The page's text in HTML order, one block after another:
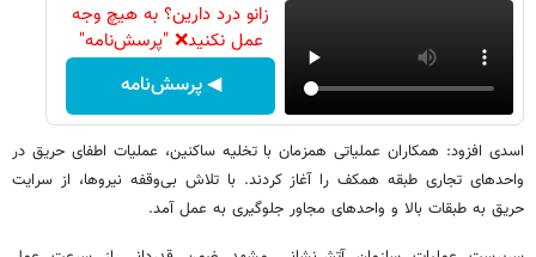
زانو درد دارین؟ به هیچ وجه
عمل نکنید❌ "پرسش‌نامه"
◀ پرسش‌نامه
اسدی افزود: همکاران عملیاتی همزمان با تخلیه ساکنین، عملیات اطفای حریق در
واحدهای تجاری طبقه همکف را آغاز کردند. با تلاش بی‌وقفه نیروها، از سرایت
حریق به طبقات بالا و واحدهای مجاور جلوگیری به عمل آمد.